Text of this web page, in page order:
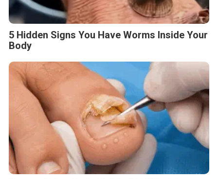
5 Hidden Signs You Have Worms Inside Your
Body